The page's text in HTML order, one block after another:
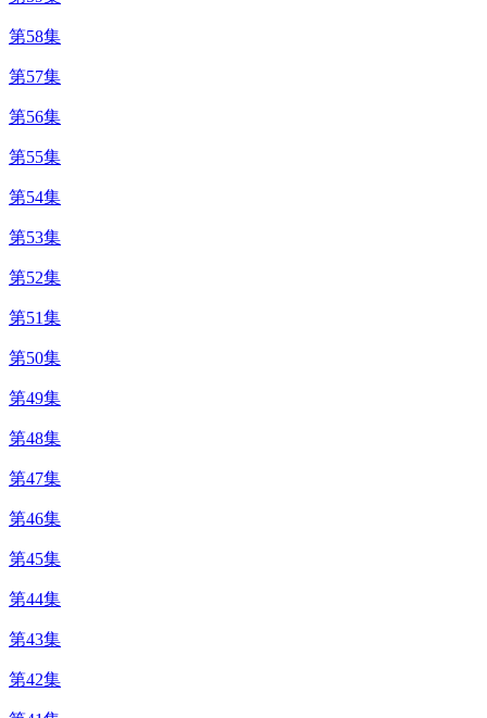
第58集
第57集
第56集
第55集
第54集
第53集
第52集
第51集
第50集
第49集
第48集
第47集
第46集
第45集
第44集
第43集
第42集